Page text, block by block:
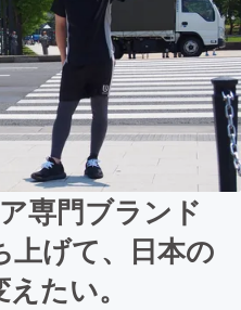
専門ブランド
上げて、日本の
たい。